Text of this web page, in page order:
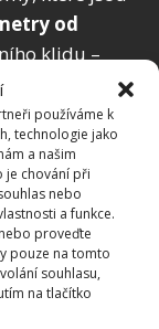
používáme k
technologie jako
a našim
je chování při
nebo
a funkce.
proveďte
pouze na tomto
souhlasu,
na tlačítko
od
klidu –
U
větví a
vlastně
vstříc, má
právo
roční
na to,